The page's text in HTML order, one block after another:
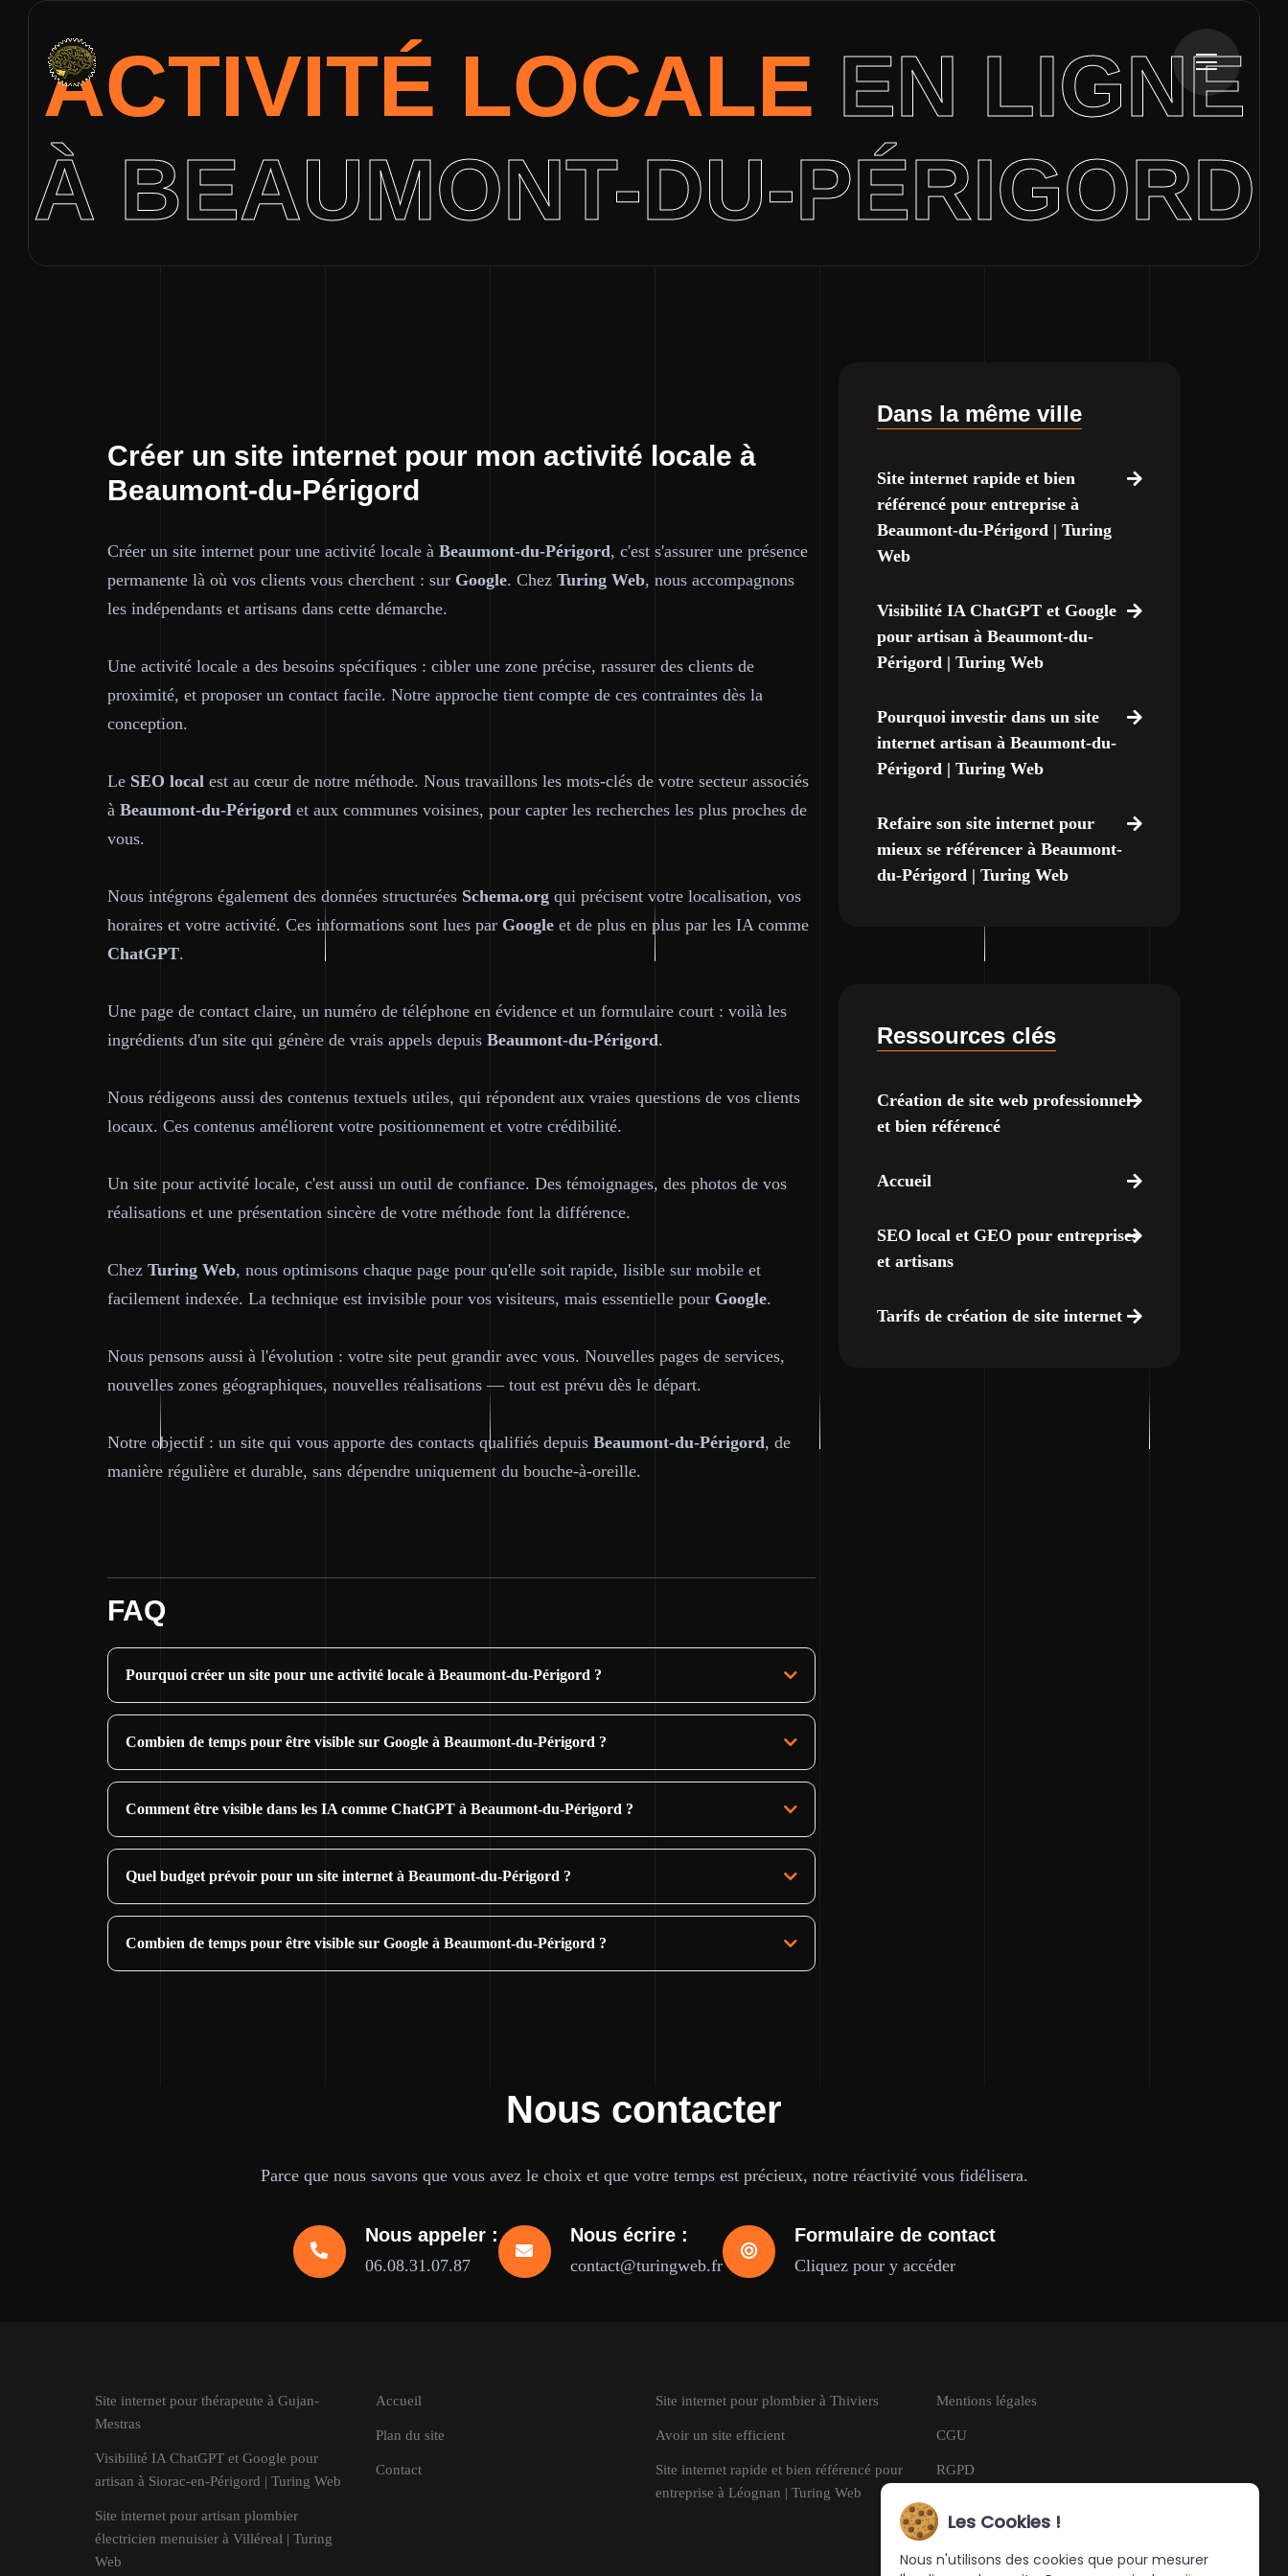
ACTIVITÉ LOCALE EN LIGNE
À BEAUMONT-DU-PÉRIGORD
Créer un site internet pour mon activité locale à
Beaumont-du-Périgord
Créer un site internet pour une activité locale à Beaumont-du-Périgord, c'est s'assurer une présence
permanente là où vos clients vous cherchent : sur Google. Chez Turing Web, nous accompagnons
les indépendants et artisans dans cette démarche.
Une activité locale a des besoins spécifiques : cibler une zone précise, rassurer des clients de
proximité, et proposer un contact facile. Notre approche tient compte de ces contraintes dès la
conception.
Le SEO local est au cœur de notre méthode. Nous travaillons les mots-clés de votre secteur associés
à Beaumont-du-Périgord et aux communes voisines, pour capter les recherches les plus proches de
vous.
Nous intégrons également des données structurées Schema.org qui précisent votre localisation, vos
horaires et votre activité. Ces informations sont lues par Google et de plus en plus par les IA comme
ChatGPT.
Une page de contact claire, un numéro de téléphone en évidence et un formulaire court : voilà les
ingrédients d'un site qui génère de vrais appels depuis Beaumont-du-Périgord.
Nous rédigeons aussi des contenus textuels utiles, qui répondent aux vraies questions de vos clients
locaux. Ces contenus améliorent votre positionnement et votre crédibilité.
Un site pour activité locale, c'est aussi un outil de confiance. Des témoignages, des photos de vos
réalisations et une présentation sincère de votre méthode font la différence.
Chez Turing Web, nous optimisons chaque page pour qu'elle soit rapide, lisible sur mobile et
facilement indexée. La technique est invisible pour vos visiteurs, mais essentielle pour Google.
Nous pensons aussi à l'évolution : votre site peut grandir avec vous. Nouvelles pages de services,
nouvelles zones géographiques, nouvelles réalisations — tout est prévu dès le départ.
Notre objectif : un site qui vous apporte des contacts qualifiés depuis Beaumont-du-Périgord, de
manière régulière et durable, sans dépendre uniquement du bouche-à-oreille.
FAQ
Pourquoi créer un site pour une activité locale à Beaumont-du-Périgord ?
Combien de temps pour être visible sur Google à Beaumont-du-Périgord ?
Comment être visible dans les IA comme ChatGPT à Beaumont-du-Périgord ?
Quel budget prévoir pour un site internet à Beaumont-du-Périgord ?
Combien de temps pour être visible sur Google à Beaumont-du-Périgord ?
Dans la même ville
Site internet rapide et bien
référencé pour entreprise à
Beaumont-du-Périgord | Turing
Web
Visibilité IA ChatGPT et Google
pour artisan à Beaumont-du-
Périgord | Turing Web
Pourquoi investir dans un site
internet artisan à Beaumont-du-
Périgord | Turing Web
Refaire son site internet pour
mieux se référencer à Beaumont-
du-Périgord | Turing Web
Ressources clés
Création de site web professionnel
et bien référencé
Accueil
SEO local et GEO pour entreprises
et artisans
Tarifs de création de site internet
Nous contacter
Parce que nous savons que vous avez le choix et que votre temps est précieux, notre réactivité vous fidélisera.
Nous appeler :
06.08.31.07.87
Nous écrire :
contact@turingweb.fr
Formulaire de contact
Cliquez pour y accéder
Site internet pour thérapeute à Gujan-
Mestras
Visibilité IA ChatGPT et Google pour
artisan à Siorac-en-Périgord | Turing Web
Site internet pour artisan plombier
électricien menuisier à Villéreal | Turing
Web
Accueil
Plan du site
Contact
Site internet pour plombier à Thiviers
Avoir un site efficient
Site internet rapide et bien référencé pour
entreprise à Léognan | Turing Web
Mentions légales
CGU
RGPD
Les Cookies !
Nous n'utilisons des cookies que pour mesurer